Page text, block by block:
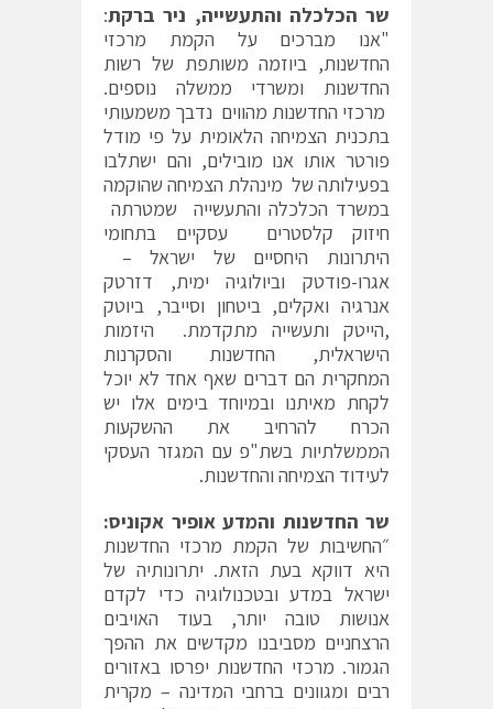
שר הכלכלה והתעשייה, ניר ברקת:
"אנו מברכים על הקמת מרכזי
החדשנות, ביוזמה משותפת של רשות
החדשנות ומשרדי ממשלה נוספים.
מרכזי החדשנות מהווים נדבך משמעותי
בתכנית הצמיחה הלאומית על פי מודל
פורטר אותו אנו מובילים, והם ישתלבו
בפעילותה של מינהלת הצמיחה שהוקמה
במשרד הכלכלה והתעשייה שמטרתה
חיזוק קלסטרים עסקיים בתחומי
היתרונות היחסיים של ישראל –
אגרו-פודטק וביולוגיה ימית, דזרטק
אנרגיה ואקלים, ביטחון וסייבר, ביוטק
,הייטק ותעשייה מתקדמת. היזמות
הישראלית, החדשנות והסקרנות
המחקרית הם דברים שאף אחד לא יוכל
לקחת מאיתנו ובמיוחד בימים אלו יש
הכרח להרחיב את ההשקעות
הממשלתיות בשת"פ עם המגזר העסקי
לעידוד הצמיחה והחדשנות.
שר החדשנות והמדע אופיר אקוניס:
״החשיבות של הקמת מרכזי החדשנות
היא דווקא בעת הזאת. יתרונותיה של
ישראל במדע ובטכנולוגיה כדי לקדם
אנושות טובה יותר, בעוד האויבים
הרצחניים מסביבנו מקדשים את ההפך
הגמור. מרכזי החדשנות יפרסו באזורים
רבים ומגוונים ברחבי המדינה – מקרית